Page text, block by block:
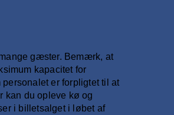
gæster. Bemærk, at
kapacitet for
personalet er forpligtet til at
kan du opleve kø og
i billetsalget i løbet af